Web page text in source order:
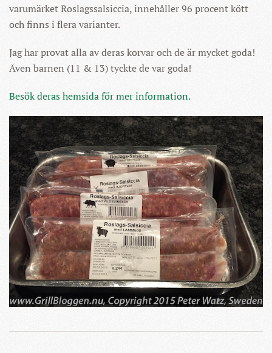
varumärket Roslagssalsiccia, innehåller 96 procent kött
och finns i flera varianter.
Jag har provat alla av deras korvar och de är mycket goda!
Även barnen (11 & 13) tyckte de var goda!
Besök deras hemsida för mer information.